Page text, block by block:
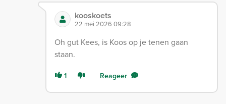
kooskoets
22 mei 2026 09:28
Oh gut Kees, is Koos op je tenen gaan
staan.
1 Reageer